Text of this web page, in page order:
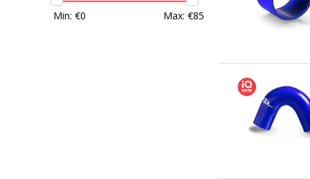
Min: €0 Max: €85